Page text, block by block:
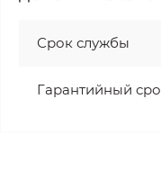
Срок службы
Гарантийный